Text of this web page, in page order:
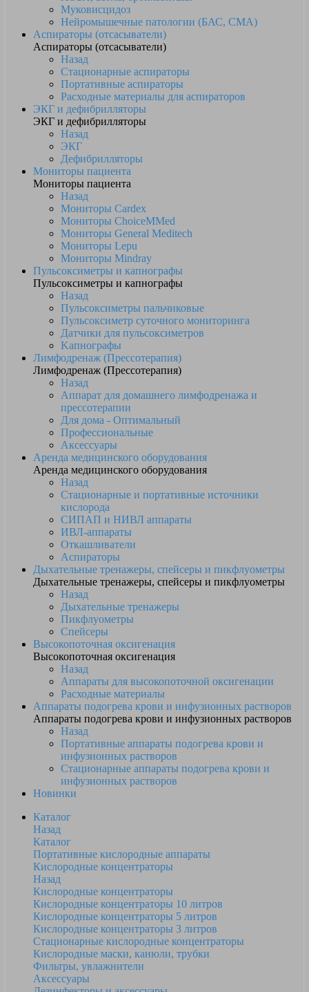
Муковисцидоз
Нейромышечные патологии (БАС, СМА)
Аспираторы (отсасыватели)
Аспираторы (отсасыватели)
Назад
Стационарные аспираторы
Портативные аспираторы
Расходные материалы для аспираторов
ЭКГ и дефибрилляторы
ЭКГ и дефибрилляторы
Назад
ЭКГ
Дефибрилляторы
Мониторы пациента
Мониторы пациента
Назад
Мониторы Cardex
Мониторы ChoiceMMed
Мониторы General Meditech
Мониторы Lepu
Мониторы Mindray
Пульсоксиметры и капнографы
Пульсоксиметры и капнографы
Назад
Пульсоксиметры пальчиковые
Пульсоксиметр суточного мониторинга
Датчики для пульсоксиметров
Kапнографы
Лимфодренаж (Прессотерапия)
Лимфодренаж (Прессотерапия)
Назад
Аппарат для домашнего лимфодренажа и
прессотерапии
Для дома - Оптимальный
Профессиональные
Аксессуары
Аренда медицинского оборудования
Аренда медицинского оборудования
Назад
Стационарные и портативные источники
кислорода
СИПАП и НИВЛ аппараты
ИВЛ-аппараты
Откашливатели
Аспираторы
Дыхательные тренажеры, спейсеры и пикфлуометры
Дыхательные тренажеры, спейсеры и пикфлуометры
Назад
Дыхательные тренажеры
Пикфлуометры
Спейсеры
Высокопоточная оксигенация
Высокопоточная оксигенация
Назад
Аппараты для высокопоточной оксигенации
Расходные материалы
Аппараты подогрева крови и инфузионных растворов
Аппараты подогрева крови и инфузионных растворов
Назад
Портативные аппараты подогрева крови и
инфузионных растворов
Стационарные аппараты подогрева крови и
инфузионных растворов
Новинки
Каталог
Назад
Каталог
Портативные кислородные аппараты
Кислородные концентраторы
Назад
Кислородные концентраторы
Кислородные концентраторы 10 литров
Кислородные концентраторы 5 литров
Кислородные концентраторы 3 литров
Стационарные кислородные концентраторы
Кислородные маски, канюли, трубки
Фильтры, увлажнители
Аксессуары